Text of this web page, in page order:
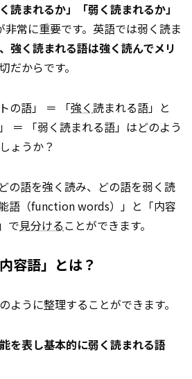
読まれるか」「弱く読まれるか」
非常に重要です。英語では弱く読ま
強く読まれる語は強く読んでメリ
だからです。
の語」 ＝ 「強く読まれる語」と
＝ 「弱く読まれる語」はどのよう
ょうか？
の語を強く読み、どの語を弱く読
語（function words）」と「内容
で見分けることができます。
容語」とは？
ように整理することができます。
を表し基本的に弱く読まれる語